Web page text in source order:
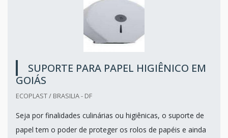
SUPORTE PARA PAPEL HIGIÊNICO EM
GOIÁS
ECOPLAST / BRASILIA - DF
Seja por finalidades culinárias ou higiênicas, o suporte de
papel tem o poder de proteger os rolos de papéis e ainda